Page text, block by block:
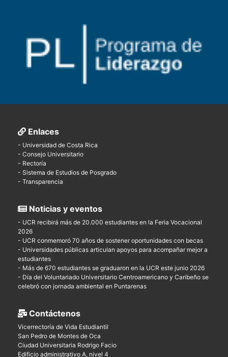
Enlaces
- Universidad de Costa Rica
- Consejo Universitario
- Rectoría
- Sistema de Estudios de Posgrado
- Transparencia
Noticias y eventos
- UCR recibirá más de 20.000 estudiantes en la Feria Vocacional
2026
- UCR conmemoró 70 años de sostener oportunidades con becas
- Universidades públicas articulan apoyos para acompañar mejor a
estudiantes
- Más de 670 estudiantes se graduaron en la UCR este junio 2026
- Día del Voluntariado Universitario Centroamericano y Caribeño se
celebró con jornada ambiental en Puntarenas
Contáctenos
Vicerrectoría de Vida Estudiantil
San Pedro de Montes de Oca
Ciudad Universitaria Rodrigo Facio
Edificio administrativo A, nivel 4